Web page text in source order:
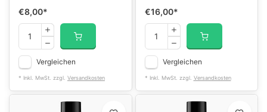
€8,00*
Vergleichen
* Inkl. MwSt. zzgl. Versandkosten
€16,00*
Vergleichen
* Inkl. MwSt. zzgl. Versandkosten